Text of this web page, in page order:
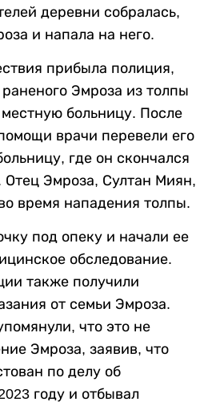
деревни собралась,
и напала на него.
прибыла полиция,
Эмроза из толпы
местную больницу. После
врачи перевели его
где он скончался
Отец Эмроза, Султан Миян,
время нападения толпы.
под опеку и начали ее
обследование.
также получили
от семьи Эмроза.
что это не
Эмроза, заявив, что
по делу об
году и отбывал